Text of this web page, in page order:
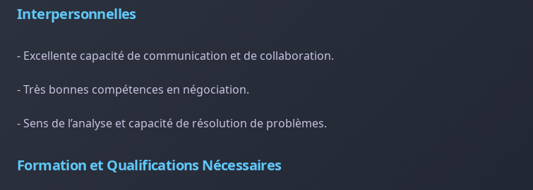
Interpersonnelles
- Excellente capacité de communication et de collaboration.
- Très bonnes compétences en négociation.
- Sens de l’analyse et capacité de résolution de problèmes.
Formation et Qualifications Nécessaires